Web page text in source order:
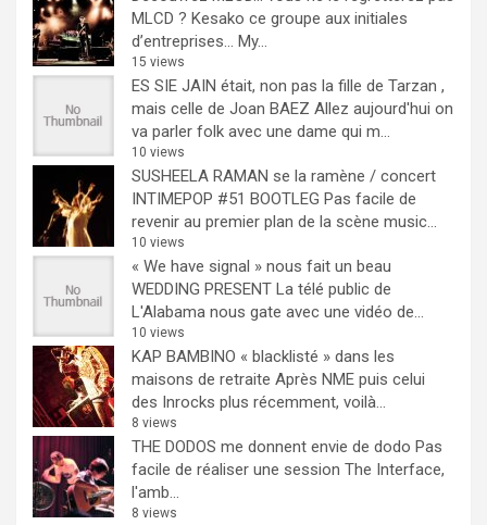
MLCD ? Kesako ce groupe aux initiales
d’entreprises… My...
15 views
ES SIE JAIN était, non pas la fille de Tarzan ,
mais celle de Joan BAEZ Allez aujourd'hui on
va parler folk avec une dame qui m...
10 views
SUSHEELA RAMAN se la ramène / concert
INTIMEPOP #51 BOOTLEG Pas facile de
revenir au premier plan de la scène music...
10 views
« We have signal » nous fait un beau
WEDDING PRESENT La télé public de
L'Alabama nous gate avec une vidéo de...
10 views
KAP BAMBINO « blacklisté » dans les
maisons de retraite Après NME puis celui
des Inrocks plus récemment, voilà...
8 views
THE DODOS me donnent envie de dodo Pas
facile de réaliser une session The Interface,
l'amb...
8 views